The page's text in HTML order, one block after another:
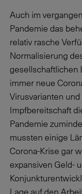
Auch im
Pandemie das
relativ rasche
Normalisierung
gesellschaftlichen
immer neue
Virusvarianten
Impfbereitschaft
Pandemie
mussten einige
Corona-Krise gar
expansiven Geld-
Lage auf den